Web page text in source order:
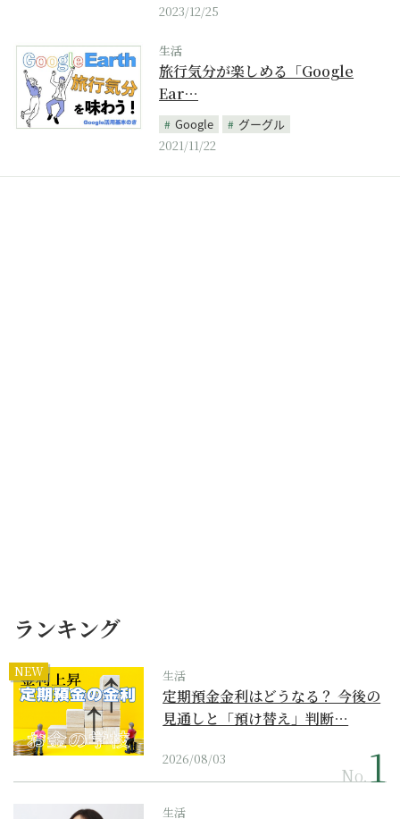
2023/12/25
生活
旅行気分が楽しめる「Google
Ear…
Google
グーグル
2021/11/22
ランキング
NEW 生活
定期預金金利はどうなる？ 今後の
見通しと「預け替え」判断…
2026/08/03
No.
生活